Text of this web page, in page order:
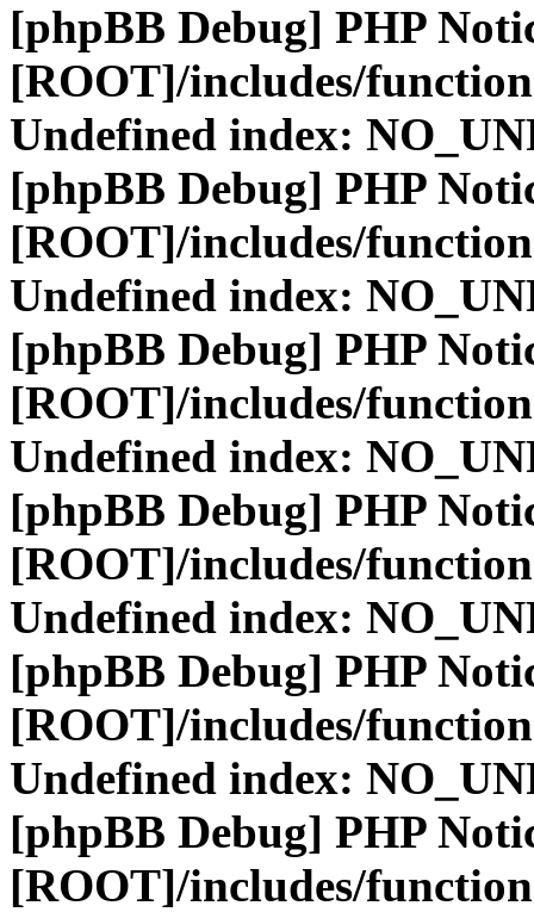
[phpBB Debug] PHP
[ROOT]/includes/
Undefined index:
[phpBB Debug] PHP
[ROOT]/includes/
Undefined index:
[phpBB Debug] PHP
[ROOT]/includes/
Undefined index:
[phpBB Debug] PHP
[ROOT]/includes/
Undefined index:
[phpBB Debug] PHP
[ROOT]/includes/
Undefined index:
[phpBB Debug] PHP
[ROOT]/includes/